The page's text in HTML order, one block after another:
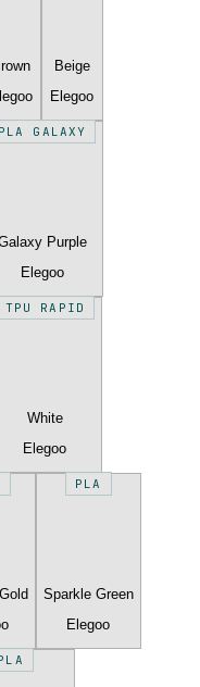
Beige
Elegoo
PLA GALAXY
Purple
Elegoo
TPU RAPID
White
Elegoo
PLA
Sparkle Green
Elegoo